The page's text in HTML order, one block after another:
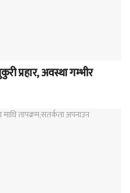
प्रहार, अवस्था गम्भीर